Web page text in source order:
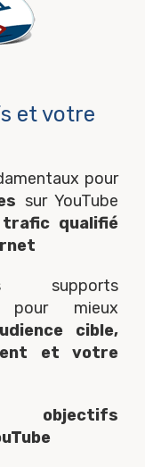
et votre
pour
sur YouTube
qualifié
supports
pour mieux
cible,
et votre
objectifs